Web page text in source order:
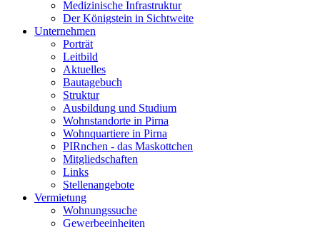
Medizinische Infrastruktur
Der Königstein in Sichtweite
Unternehmen
Porträt
Leitbild
Aktuelles
Bautagebuch
Struktur
Ausbildung und Studium
Wohnstandorte in Pirna
Wohnquartiere in Pirna
PIRnchen - das Maskottchen
Mitgliedschaften
Links
Stellenangebote
Vermietung
Wohnungssuche
Gewerbeeinheiten